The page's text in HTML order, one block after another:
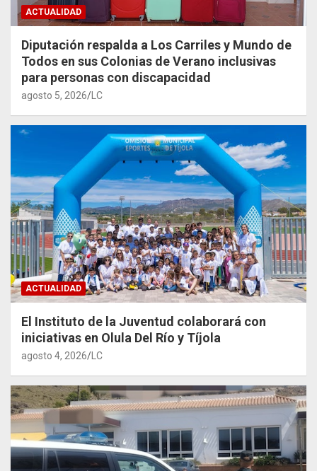
ACTUALIDAD
Diputación respalda a Los Carriles y Mundo de
Todos en sus Colonias de Verano inclusivas
para personas con discapacidad
agosto 5, 2026 LC
ACTUALIDAD
El Instituto de la Juventud colaborará con
iniciativas en Olula Del Río y Tíjola
agosto 4, 2026 LC